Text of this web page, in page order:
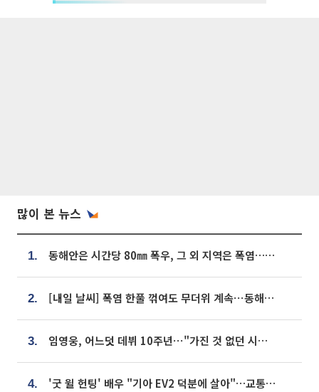
많이 본 뉴스
1. 동해안은 시간당 80㎜ 폭우, 그 외 지역은 폭염…‘극과 극 날씨’
2. [내일 날씨] 폭염 한풀 꺾여도 무더위 계속⋯동해안 이틀 연속 비
3. 임영웅, 어느덧 데뷔 10주년⋯"가진 것 없던 시절, 내 앞엔 20명의 팬뿐"
4. '굿 윌 헌팅' 배우 "기아 EV2 덕분에 살아"…교통사고 후 안전성 극찬